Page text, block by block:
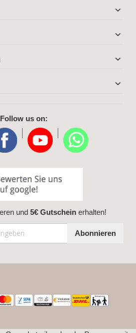
Follow us on:
und 5€ Gutschein erhalten!
Abonnieren